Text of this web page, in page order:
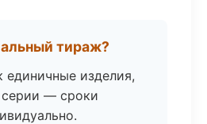
тираж?
единичные изделия,
— сроки